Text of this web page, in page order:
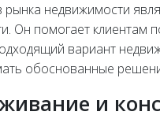
рынка недвижимости
Он помогает клиентам
вариант
обоснованные
и